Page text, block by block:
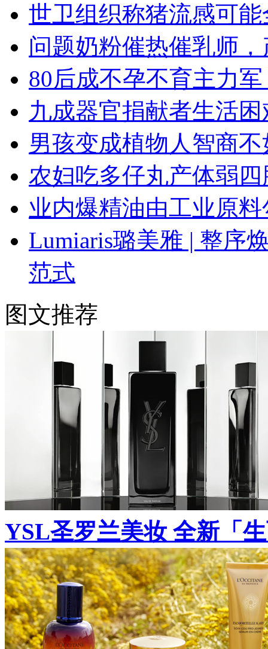
世卫组织称猪流感可
问题奶粉催热催乳师
80后成不孕不育主力
九成器官捐献者生活
男孩变成植物人智商
农妇吃多仔丸产体弱
业内爆精油由工业原
Lumiaris璐美雅 | 整序
范式
图文推荐
YSL圣罗兰美妆 全新「